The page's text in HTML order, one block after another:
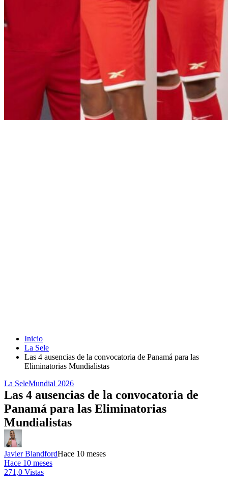
Inicio
La Sele
Las 4 ausencias de la convocatoria de Panamá para las
Eliminatorias Mundialistas
La SeleMundial 2026
Las 4 ausencias de la convocatoria de
Panamá para las Eliminatorias
Mundialistas
Javier BlandfordHace 10 meses
Hace 10 meses
271,0 Vistas